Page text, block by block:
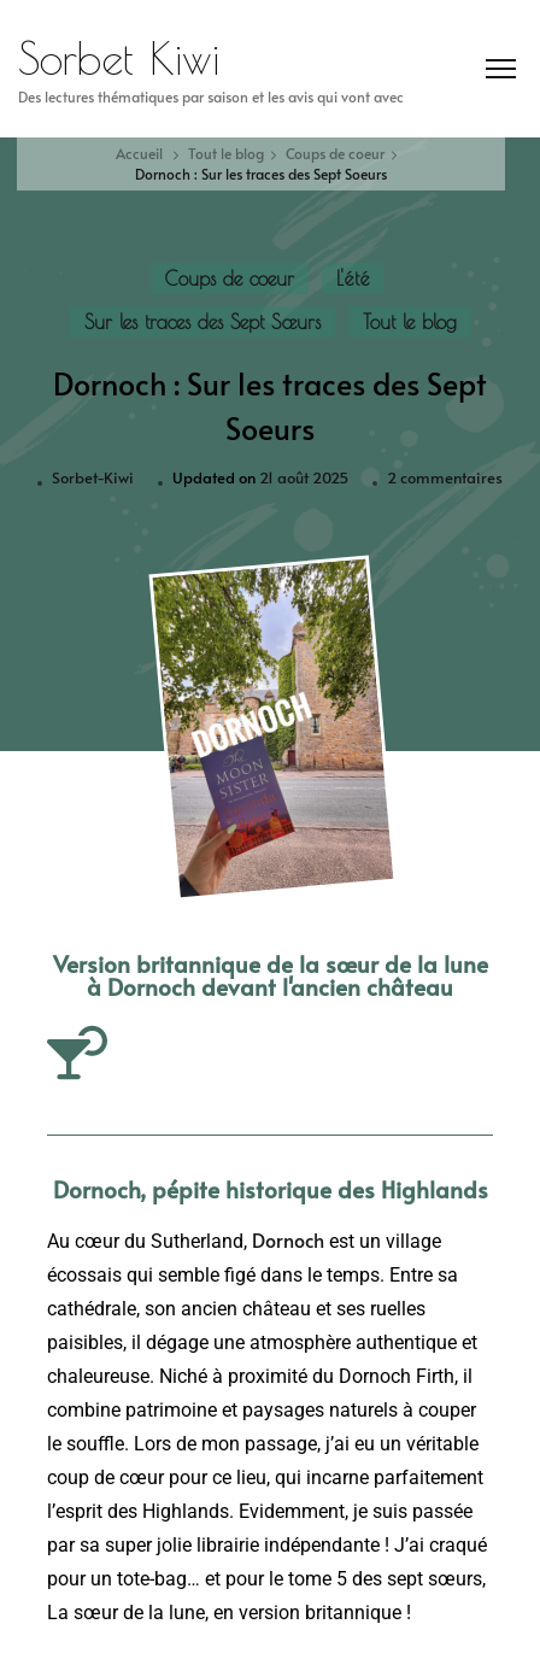
Sorbet Kiwi
Des lectures thématiques par saison et les avis qui vont avec
Accueil Tout le blog
Coups de coeur
Dornoch : Sur les traces des Sept Soeurs
Coups de coeur
L'été
Sur les traces des Sept Sœurs
Tout le blog
Dornoch : Sur les traces des Sept
Soeurs
Sorbet-Kiwi Updated on 21 août 2025 2 commentaires
Version britannique de la sœur de la lune
à Dornoch devant l'ancien château
Dornoch, pépite historique des Highlands
Au cœur du Sutherland, Dornoch est un village
écossais qui semble figé dans le temps. Entre sa
cathédrale, son ancien château et ses ruelles
paisibles, il dégage une atmosphère authentique et
chaleureuse. Niché à proximité du Dornoch Firth, il
combine patrimoine et paysages naturels à couper
le souffle. Lors de mon passage, j’ai eu un véritable
coup de cœur pour ce lieu, qui incarne parfaitement
l’esprit des Highlands. Evidemment, je suis passée
par sa super jolie librairie indépendante ! J’ai craqué
pour un tote-bag… et pour le tome 5 des sept sœurs,
La sœur de la lune, en version britannique !